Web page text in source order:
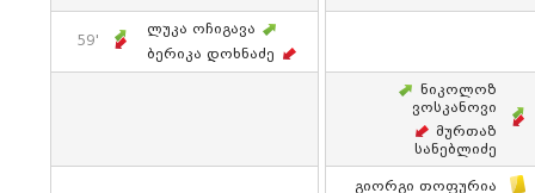
59'
Ლუკა Ოჩიგავა
Ბერიკა Დოხნაძე
Ნიკოლოზ
Ვოსკანოვი
Მურთაზ
Სანებლიძე
Გიორგი Თოფურია